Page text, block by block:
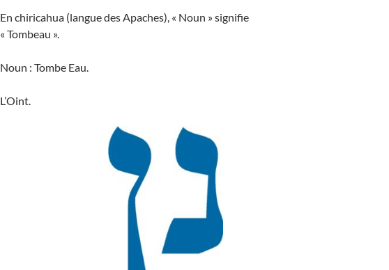
En chiricahua (langue des Apaches), « Noun » signifie
« Tombeau ».
Noun : Tombe Eau.
L’Oint.